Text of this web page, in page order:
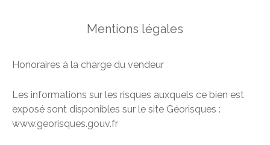
Mentions légales
Honoraires à la charge du vendeur
Les informations sur les risques auxquels ce bien est
exposé sont disponibles sur le site Géorisques :
www.georisques.gouv.fr